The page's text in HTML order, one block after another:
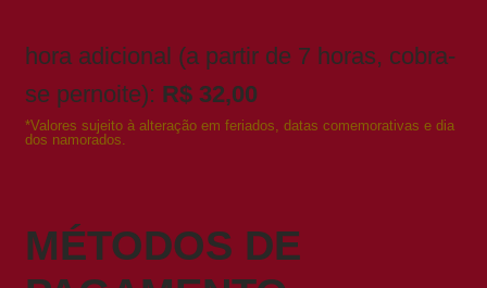
hora adicional (a partir de 7 horas, cobra-
se pernoite): R$ 32,00
*Valores sujeito à alteração em feriados, datas comemorativas e dia
dos namorados.
MÉTODOS DE